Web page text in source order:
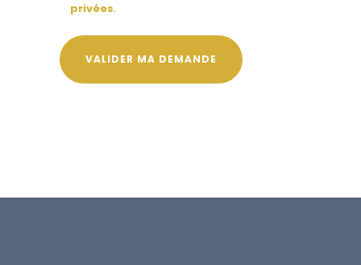
privées.